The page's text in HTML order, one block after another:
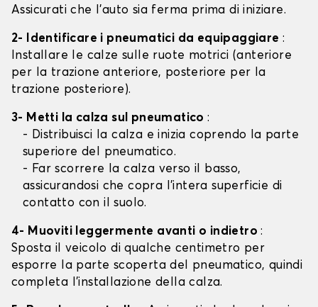
Assicurati che l'auto sia ferma prima di iniziare.
2- Identificare i pneumatici da equipaggiare :
Installare le calze sulle ruote motrici (anteriore
per la trazione anteriore, posteriore per la
trazione posteriore).
3- Metti la calza sul pneumatico:
- Distribuisci la calza e inizia coprendo la parte
superiore del pneumatico.
- Far scorrere la calza verso il basso,
assicurandosi che copra l'intera superficie di
contatto con il suolo.
4- Muoviti leggermente avanti o indietro:
Sposta il veicolo di qualche centimetro per
esporre la parte scoperta del pneumatico, quindi
completa l'installazione della calza.